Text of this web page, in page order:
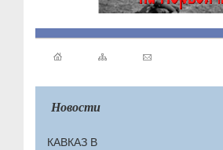
Новости
КАВКАЗ В